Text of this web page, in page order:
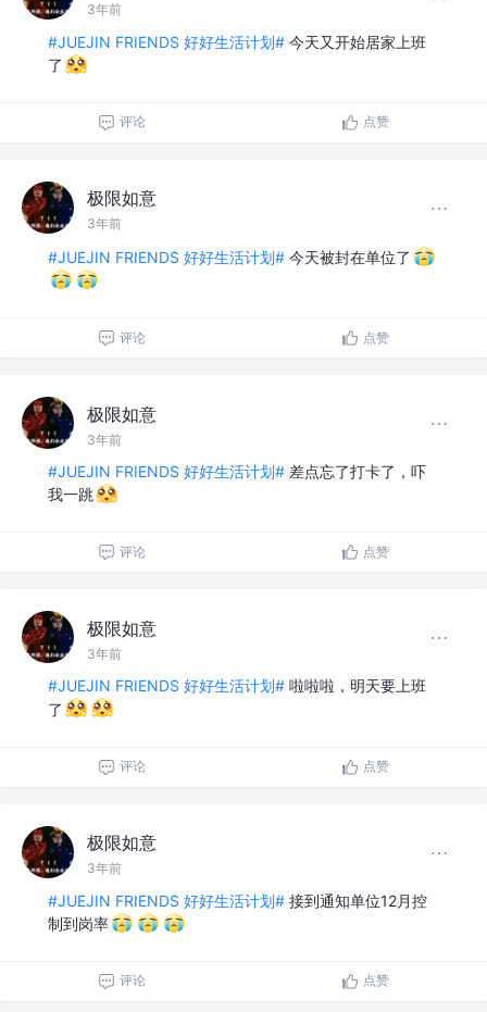
3年前
#JUEJIN FRIENDS 好好生活计划# 今天又开始居家上班
了
评论 点赞
极限如意
3年前
#JUEJIN FRIENDS 好好生活计划# 今天被封在单位了
评论 点赞
极限如意
3年前
#JUEJIN FRIENDS 好好生活计划# 差点忘了打卡了，吓
我一跳
评论 点赞
极限如意
3年前
#JUEJIN FRIENDS 好好生活计划# 啦啦啦，明天要上班
了
评论 点赞
极限如意
3年前
#JUEJIN FRIENDS 好好生活计划# 接到通知单位12月控
制到岗率
评论 点赞